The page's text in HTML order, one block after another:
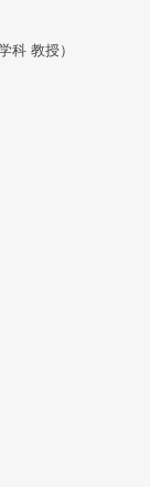
科 教授）